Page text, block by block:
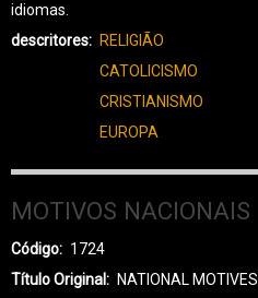
idiomas.
descritores
RELIGIÃO
CATOLICISMO
CRISTIANISMO
EUROPA
MOTIVOS NACIONAIS
Código
1724
Título Original
NATIONAL MOTIVES